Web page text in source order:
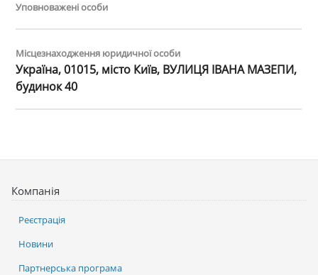
Уповноважені особи
Місцезнаходження юридичної особи
Україна, 01015, місто Київ, ВУЛИЦЯ ІВАНА МАЗЕПИ,
будинок 40
Компанія
Реєстрація
Новини
Партнерська програма